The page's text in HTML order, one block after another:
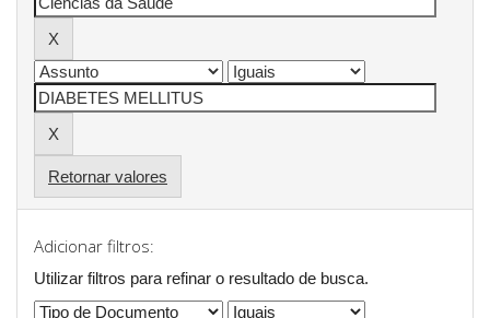
Retornar valores
Adicionar filtros:
Utilizar filtros para refinar o resultado de busca.